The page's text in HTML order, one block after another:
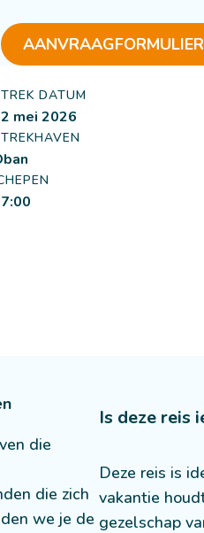
AANVRAAGFORMULIER
DATUM
mei 2026
die
die zich
we je de
Is deze reis
Deze reis is
vakantie
gezelschap